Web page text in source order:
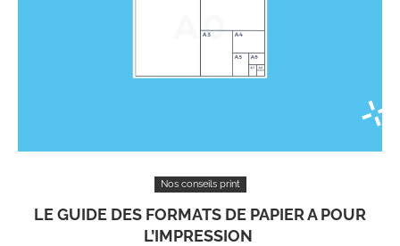
Nos conseils print
LE GUIDE DES FORMATS DE PAPIER A POUR
L’IMPRESSION